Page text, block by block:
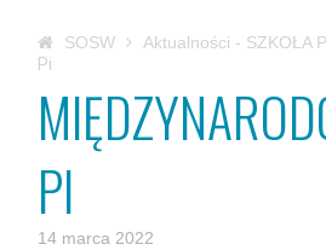
SOSW Aktualności - SZKOŁA
Pi
PI
14 marca 2022